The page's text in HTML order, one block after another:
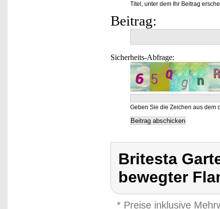
Titel, unter dem Ihr Beitrag
Beitrag:
Sicherheits-Abfrage:
Geben Sie die Zeichen aus dem
Britesta
bewegter
* Preise inklusive